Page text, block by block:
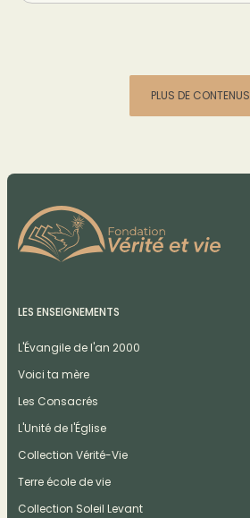
PLUS DE CONTENUS
LES ENSEIGNEMENTS
L'Évangile de l'an 2000
Voici ta mère
Les Consacrés
L'Unité de l'Église
Collection Vérité-Vie
Terre école de vie
Collection Soleil Levant